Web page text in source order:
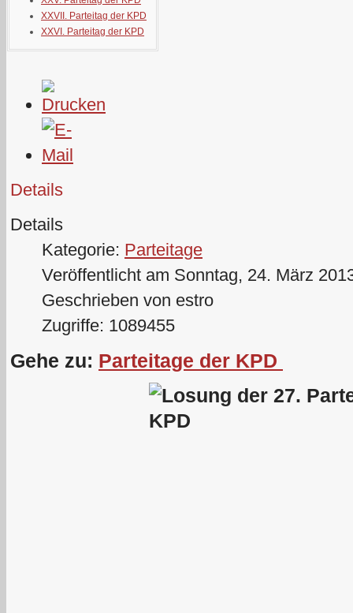
XXVII. Parteitag der KPD
XXVI. Parteitag der KPD
Details
Details
Kategorie: Parteitage
Veröffentlicht am Sonntag, 24. März
Geschrieben von estro
Zugriffe: 1089455
Gehe zu: Parteitage der KPD